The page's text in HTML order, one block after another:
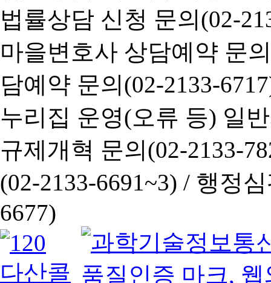
법률상담 신청 문의(02-
마을변호사 상담예약 문
담예약 문의(02-2133-
누리집 운영(오류 등) 일
규제개혁 문의(02-2133-
(02-2133-6691~3) / 행정심
6677)